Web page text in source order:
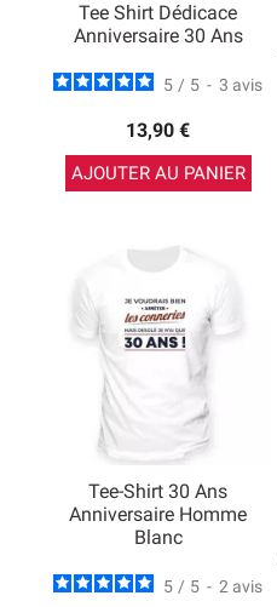
Tee Shirt Dédicace
Anniversaire 30 Ans
5 / 5 - 3 avis
13,90 €
AJOUTER AU PANIER
Tee-Shirt 30 Ans
Anniversaire Homme
Blanc
5 / 5 - 2 avis